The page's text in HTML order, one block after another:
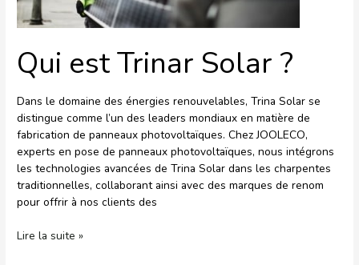
Qui est Trinar Solar ?
Dans le domaine des énergies renouvelables, Trina Solar se
distingue comme l’un des leaders mondiaux en matière de
fabrication de panneaux photovoltaïques. Chez JOOLECO,
experts en pose de panneaux photovoltaïques, nous intégrons
les technologies avancées de Trina Solar dans les charpentes
traditionnelles, collaborant ainsi avec des marques de renom
pour offrir à nos clients des
Lire la suite »